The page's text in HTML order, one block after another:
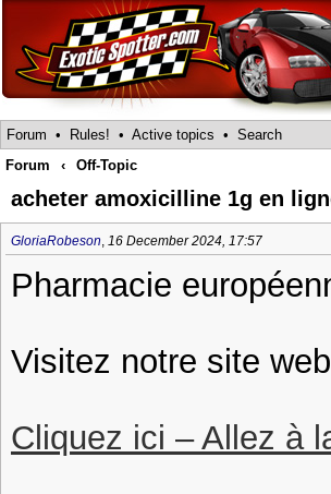
Forum • Rules! • Active topics • Search
Forum
‹ Off-Topic
acheter amoxicilline 1g en
GloriaRobeson, 16 December 2024, 17:57
Pharmacie
Visitez notre site
Cliquez ici – Allez à